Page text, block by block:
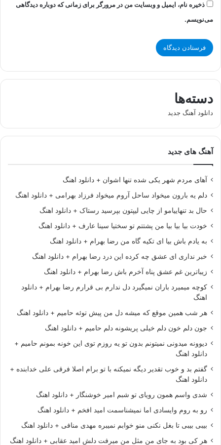
ذخیره نام، ایمیل و وبسایت من در مرورگر برای زمانی که دوباره دیدگاهی
می‌نویسم.
دسته‌ها
دانلود آهنگ جدید
آهنگ های جدید
آهای مردم شهر یکی شده تنها اشوان + دانلود اهنگ
دلم یه بارون میخواد ساحل آروم میخواد فرزاد بهرامی + دانلود اهنگ
حال بد تنهاییامو از چایی لیپتون بپرسید رستاک + دانلود اهنگ
خودت بیا بیا بیا من پشتتم تو سختیا سینا عارف + دانلود اهنگ
به یادم باش بیا ای تکیه گاه من رضا بهرام + دانلود اهنگ
خبر نداری ای عشق چه کرده این درد رضا بهرام + دانلود اهنگ
زیباترین غم عشق پناه آخرم باش رضا بهرام + دانلود اهنگ
کوچه میمیرد باران نمیگیرد دل ندارم بی قرارم رضا بهرام + دانلود
اهنگ
هر شب همین موقع که میشه دل من پیش توئه حامیم + دانلود اهنگ
جون دلم خون دلم خیلی پریشونه دلم حامیم + دانلود اهنگ
دیوونه میدونی نمیتونم بدون تو یه روزم توی این خونه بمونم حامیم +
دانلود اهنگ
گفتم بد و خوب تقدیر دیگه نمیکنه با تو برام اصلا فرقی علی خدابنده +
دانلود اهنگ
شدی واسم همون رویای تو شبم امیر خوشنگار + دانلود اهنگ
رو به روم وایسادی اما نمیشناسمت امید افخم + دانلود اهنگ
بیبی بیبی تا بغل نکنی منو خوابم نمیبره مهدی منافی + دانلود اهنگ
هر کی بود به جای من مثل من میرفت دلش امید عقابی + دانلود اهنگ